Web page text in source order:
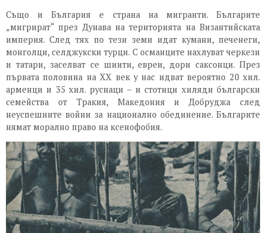
Също и България е страна на мигранти. Българите
„мигрират“ през Дунава на територията на Византийската
империя. След тях по тези земи идат кумани, печенеги,
монголци, селджукски турци. С османците нахлуват черкези
и татари, заселват се шиити, евреи, дори саксонци. През
първата половина на XX век у нас идват вероятно 20 хил.
арменци и 35 хил. руснаци – и стотици хиляди български
семейства от Тракия, Македония и Добруджа след
неуспешните войни за национално обединение. Българите
нямат морално право на ксенофобия.